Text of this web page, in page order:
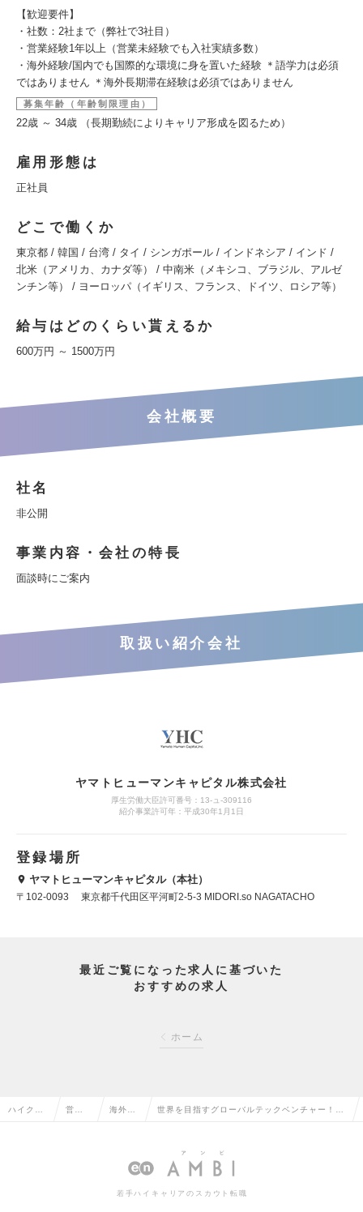
【歓迎要件】
・社数：2社まで（弊社で3社目）
・営業経験1年以上（営業未経験でも入社実績多数）
・海外経験/国内でも国際的な環境に身を置いた経験 ＊語学力は必須
ではありません ＊海外長期滞在経験は必須ではありません
募集年齢（年齢制限理由）
22歳 ～ 34歳 （長期勤続によりキャリア形成を図るため）
雇用形態は
正社員
どこで働くか
東京都 / 韓国 / 台湾 / タイ / シンガポール / インドネシア / インド /
北米（アメリカ、カナダ等） / 中南米（メキシコ、ブラジル、アルゼ
ンチン等） / ヨーロッパ（イギリス、フランス、ドイツ、ロシア等）
給与はどのくらい貰えるか
600万円 ～ 1500万円
会社概要
社名
非公開
事業内容・会社の特長
面談時にご案内
取扱い紹介会社
ヤマトヒューマンキャピタル株式会社
厚生労働大臣許可番号：13-ュ-309116
紹介事業許可年：平成30年1月1日
登録場所
ヤマトヒューマンキャピタル（本社）
〒102-0093 東京都千代田区平河町2-5-3 MIDORI.so NAGATACHO
最近ご覧になった求人に基づいた
おすすめの求人
ホーム
ハイクラ 営業 海外営 世界を目指すグローバルテックベンチャー！
若手ハイキャリアのスカウト転職